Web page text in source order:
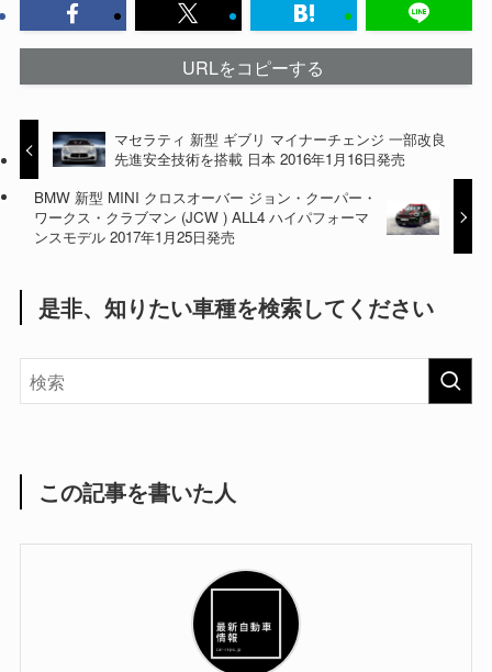
URLをコピーする
マセラティ 新型 ギブリ マイナーチェンジ 一部改良
先進安全技術を搭載 日本 2016年1月16日発売
BMW 新型 MINI クロスオーバー ジョン・クーパー・
ワークス・クラブマン (JCW ) ALL4 ハイパフォーマ
ンスモデル 2017年1月25日発売
是非、知りたい車種を検索してください
この記事を書いた人